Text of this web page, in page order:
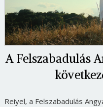
A Felszabadulás
Reiyel, a Felszabadulás